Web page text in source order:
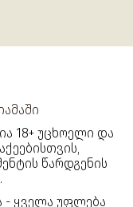
18+ უცხოელი და
წარდგენის
- ყველა უფლება